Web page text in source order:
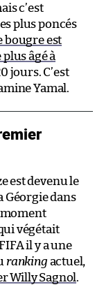
c’est
plus poncés
bougre est
âgé à
jours. C’est
Yamal.
est devenu le
Géorgie dans
végétait
il y a une
ranking actuel,
Willy Sagnol.